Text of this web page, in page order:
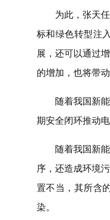
为此，张天
标和绿色转型注
展，还可以通过
的增加，也将带
随着我国新
期安全闭环推动
随着我国新
序，还造成环境
置不当，其所含
染。